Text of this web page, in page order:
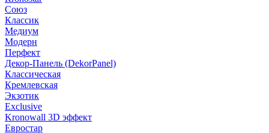
Союз
Классик
Медиум
Модерн
Перфект
Декор-Панель (DekorPanel)
Классическая
Кремлевская
Экзотик
Exclusive
Kronowall 3D эффект
Евростар